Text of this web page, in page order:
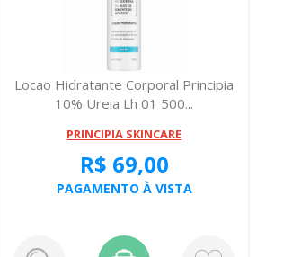
Locao Hidratante Corporal Principia
10% Ureia Lh 01 500...
PRINCIPIA SKINCARE
R$ 69,00
PAGAMENTO À VISTA